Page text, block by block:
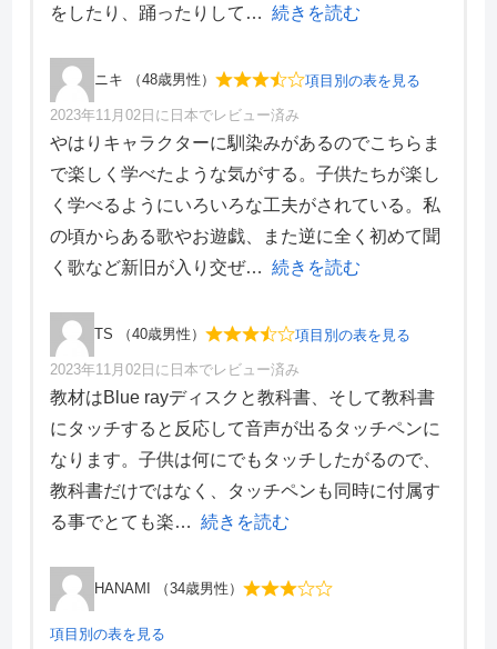
デザイン性
3
をしたり、踊ったりして
続きを読む
ニキ （48歳男性） 項目別の表を見る
項目別評価
価格・料金
4
学習効果
4
サポート体制
3
デザイン性
2
2023年11月02日に日本でレビュー済み
やはりキャラクターに馴染みがあるのでこちらま
で楽しく学べたような気がする。子供たちが楽し
く学べるようにいろいろな工夫がされている。私
の頃からある歌やお遊戯、また逆に全く初めて聞
く歌など新旧が入り交ぜ
続きを読む
TS （40歳男性） 項目別の表を見る
項目別評価
価格・料金
3
学習効果
3
サポート体制
4
デザイン性
3
2023年11月02日に日本でレビュー済み
教材はBlue rayディスクと教科書、そして教科書
にタッチすると反応して音声が出るタッチペンに
なります。子供は何にでもタッチしたがるので、
教科書だけではなく、タッチペンも同時に付属す
る事でとても楽
続きを読む
HANAMI （34歳男性）
項目別の表を見る